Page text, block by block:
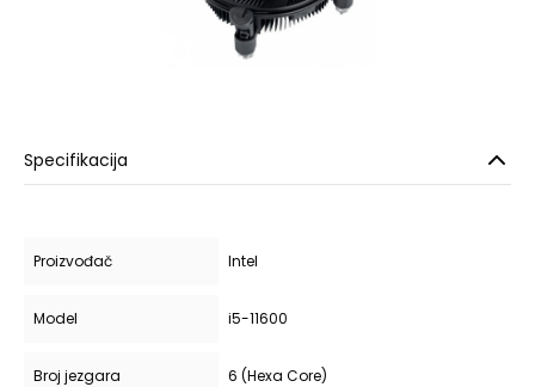
Specifikacija
Proizvođač Intel
Model i5-11600
Broj jezgara 6 (Hexa Core)